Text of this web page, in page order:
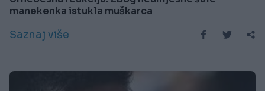
manekenka istukla muškarca
Saznaj više